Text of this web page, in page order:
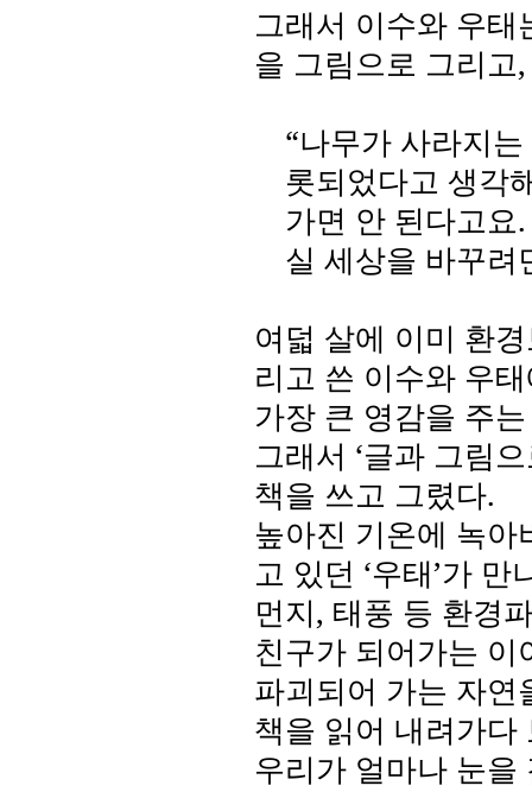
그래서 이수와 우
을 그림으로 그리고
“나무가 사라지
롯되었다고 생각
가면 안 된다고요
실 세상을 바꾸려
여덟 살에 이미 환
리고 쓴 이수와 우
가장 큰 영감을 주
그래서 ‘글과 그림
책을 쓰고 그렸다.
높아진 기온에 녹
고 있던 ‘우태’가
먼지, 태풍 등 환경
친구가 되어가는
파괴되어 가는 자
책을 읽어 내려가
우리가 얼마나 눈